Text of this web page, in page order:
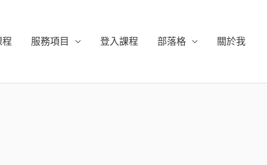
程 服務項目 登入課程 部落格 關於我